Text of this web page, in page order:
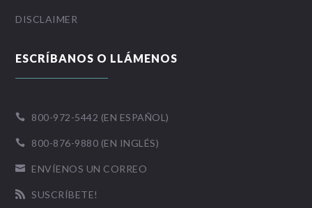
DISCLAIMER
ESCRÍBANOS O LLÁMENOS
 800-972-5442 (EN ESPAÑOL)
 800-876-9880 (EN INGLÉS)
 ENVÍENOS UN CORREO
 SUSCRÍBETE!